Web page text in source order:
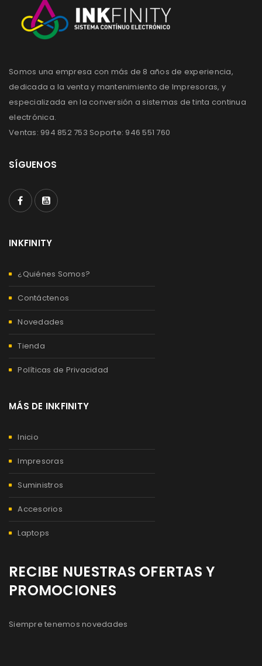
Somos una empresa con más de 8 años de experiencia,
dedicada a la venta y mantenimiento de Impresoras, y
especializada en la conversión a sistemas de tinta continua
electrónica.
Ventas: 994 852 753 Soporte: 946 551 760
SÍGUENOS
INKFINITY
¿Quiénes Somos?
Contáctenos
Novedades
Tienda
Políticas de Privacidad
MÁS DE INKFINITY
Inicio
Impresoras
Suministros
Accesorios
Laptops
RECIBE NUESTRAS OFERTAS Y
PROMOCIONES
Siempre tenemos novedades